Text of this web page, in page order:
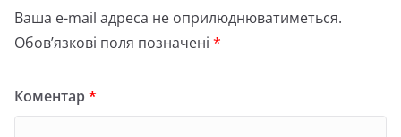
Ваша e-mail адреса не оприлюднюватиметься.
Обов’язкові поля позначені *
Коментар*